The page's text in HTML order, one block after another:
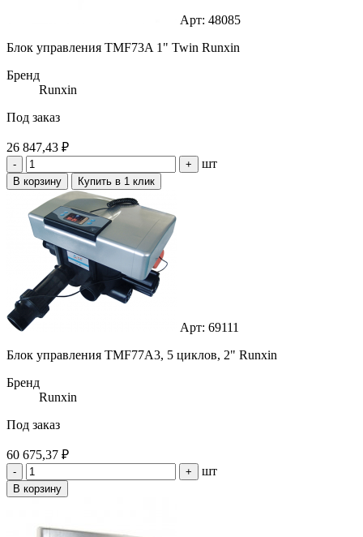
Арт: 48085
Блок управления TMF73A 1" Twin Runxin
Бренд
Runxin
Под заказ
26 847,43 ₽
- + шт
В корзину Купить в 1 клик
Арт: 69111
Блок управления TMF77A3, 5 циклов, 2" Runxin
Бренд
Runxin
Под заказ
60 675,37 ₽
- + шт
В корзину